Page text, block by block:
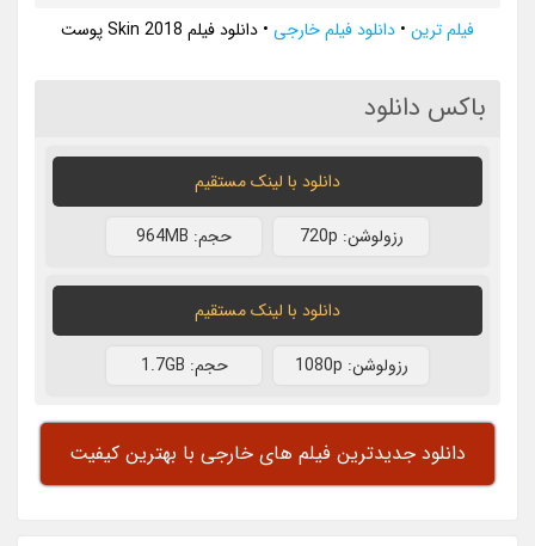
فیلم ترین • دانلود فیلم خارجی • دانلود فیلم Skin 2018 پوست
باکس دانلود
دانلود با لينک مستقيم
رزولوشن: 720p حجم: 964MB
دانلود با لينک مستقيم
رزولوشن: 1080p حجم: 1.7GB
دانلود جدیدترین فیلم های خارجی با بهترین کیفیت